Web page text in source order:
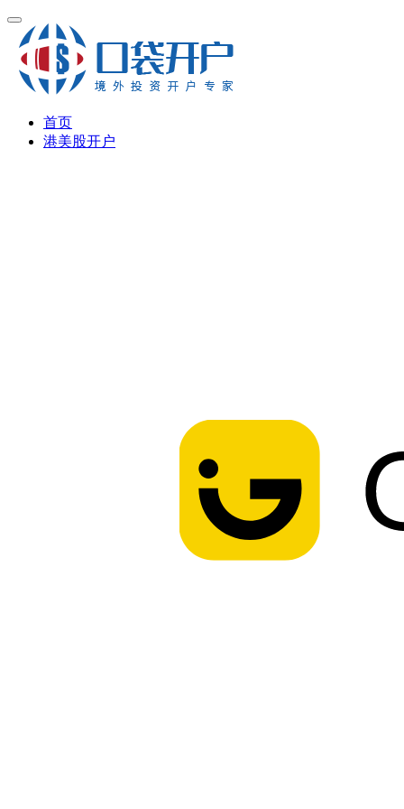
首页
港美股开户